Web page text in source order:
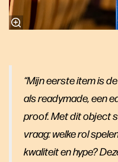
“Mijn eerste item is
als readymade, een
proof. Met dit object
vraag: welke rol
kwaliteit en hype?